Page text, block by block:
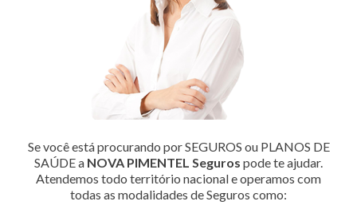
Se você está procurando por SEGUROS ou PLANOS DE
SAÚDE a NOVA PIMENTEL Seguros pode te ajudar.
Atendemos todo território nacional e operamos com
todas as modalidades de Seguros como: